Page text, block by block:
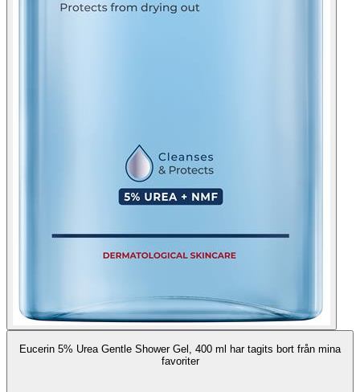
Eucerin 5% Urea Gentle Shower Gel, 400 ml har tagits bort från mina
favoriter